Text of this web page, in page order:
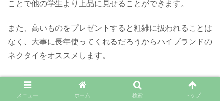
ことで他の学生より上品に見せることができます。
また、高いものをプレゼントすると粗雑に扱われることは
なく、大事に長年使ってくれるだろうからハイブランドの
ネクタイをオススメします。
メニュー ホーム 検索 トップ